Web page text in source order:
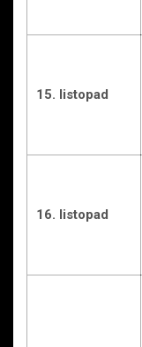
15. listopad
16. listopad